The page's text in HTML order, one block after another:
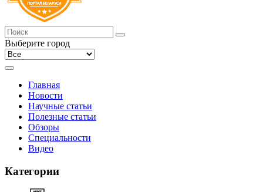
Выберите город
Главная
Новости
Научные статьи
Полезные статьи
Обзоры
Специальности
Видео
Категории